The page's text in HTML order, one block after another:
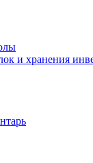
и хранения